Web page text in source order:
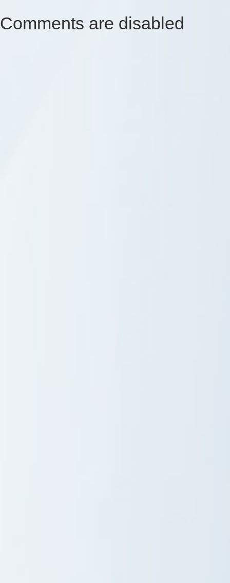
Comments are disabled